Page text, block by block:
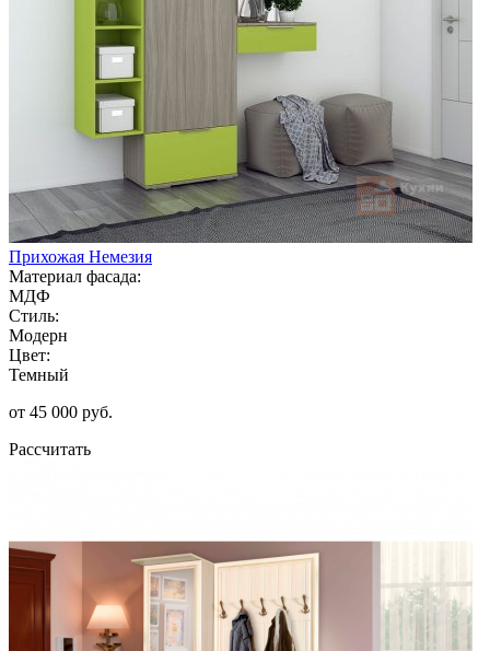
Прихожая Немезия
Материал фасада:
МДФ
Стиль:
Модерн
Цвет:
Темный
от 45 000 руб.
Рассчитать